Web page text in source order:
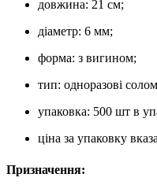
довжина: 21 см;
діаметр: 6 мм;
форма: з вигином;
тип: одноразові
упаковка: 500 шт в
ціна за упаковку
Призначення: